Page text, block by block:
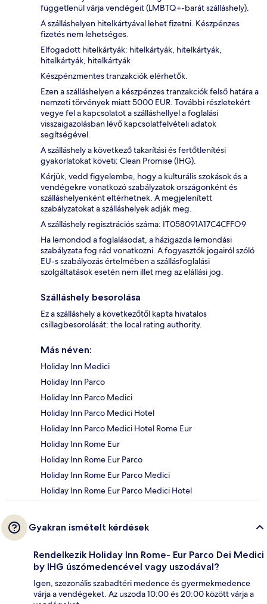
függetlenül várja vendégeit (LMBTQ+-barát szálláshely).
A szálláshelyen hitelkártyával lehet fizetni. Készpénzes
fizetés nem lehetséges.
Elfogadott hitelkártyák: hitelkártyák, hitelkártyák,
hitelkártyák, hitelkártyák
Készpénzmentes tranzakciók elérhetők.
Ezen a szálláshelyen a készpénzes tranzakciók felső határa a
nemzeti törvények miatt 5000 EUR. További részletekért
vegye fel a kapcsolatot a szálláshellyel a foglalási
visszaigazolásban lévő kapcsolatfelvételi adatok
segítségével.
A szálláshely a következő takarítási és fertőtlenítési
gyakorlatokat követi: Clean Promise (IHG).
Kérjük, vedd figyelembe, hogy a kulturális szokások és a
vendégekre vonatkozó szabályzatok országonként és
szálláshelyenként eltérhetnek. A megjelenített
szabályzatokat a szálláshelyek adják meg.
A szálláshely regisztrációs száma: IT058091A17C4CFFO9
Ha lemondod a foglalásodat, a házigazda lemondási
szabályzata fog rád vonatkozni. A fogyasztók jogairól szóló
EU-s szabályozás értelmében a szállásfoglalási
szolgáltatások esetén nem illet meg az elállási jog.
Szálláshely besorolása
Ez a szálláshely a következőtől kapta hivatalos
csillagbesorolását: the local rating authority.
Más néven:
Holiday Inn Medici
Holiday Inn Parco
Holiday Inn Parco Medici
Holiday Inn Parco Medici Hotel
Holiday Inn Parco Medici Hotel Rome Eur
Holiday Inn Rome Eur
Holiday Inn Rome Eur Parco
Holiday Inn Rome Eur Parco Medici
Holiday Inn Rome Eur Parco Medici Hotel
Gyakran ismételt kérdések
Rendelkezik Holiday Inn Rome- Eur Parco Dei Medici
by IHG úszómedencével vagy uszodával?
Igen, szezonális szabadtéri medence és gyermekmedence
várja a vendégeket. Az uszoda 10:00 és 20:00 között várja a